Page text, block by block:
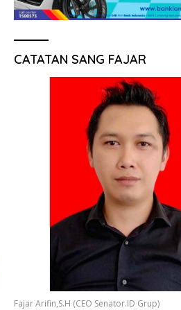
CATATAN SANG FAJAR
Fajar Arifin,S.H (CEO Senator.ID Grup)